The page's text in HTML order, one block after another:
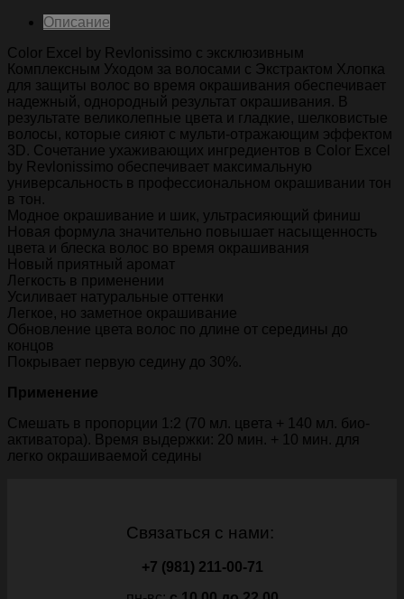
Описание
Color Excel by Revlonissimo с эксклюзивным
Комплексным Уходом за волосами с Экстрактом Хлопка
для защиты волос во время окрашивания обеспечивает
надежный, однородный результат окрашивания. В
результате великолепные цвета и гладкие, шелковистые
волосы, которые сияют c мульти-отражающим эффектом
3D. Сочетание ухаживающих ингредиентов в Color Excel
by Revlonissimo обеспечивает максимальную
универсальность в профессиональном окрашивании тон
в тон.
Модное окрашивание и шик, ультрасияющий финиш
Новая формула значительно повышает насыщенность
цвета и блеска волос во время окрашивания
Новый приятный аромат
Легкость в применении
Усиливает натуральные оттенки
Легкое, но заметное окрашивание
Обновление цвета волос по длине от середины до
концов
Покрывает первую седину до 30%.
Применение
Смешать в пропорции 1:2 (70 мл. цвета + 140 мл. био-
активатора). Время выдержки: 20 мин. + 10 мин. для
легко окрашиваемой седины
Связаться с нами:
+7 (981) 211-00-71